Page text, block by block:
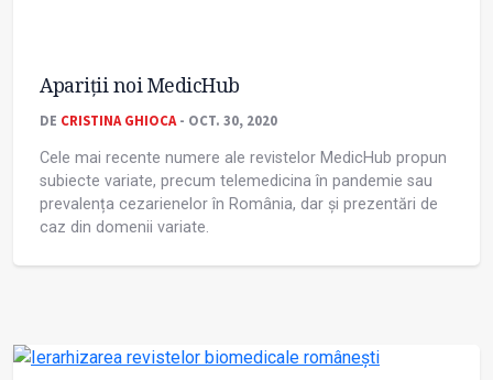
Apariţii noi MedicHub
DE CRISTINA GHIOCA- OCT. 30, 2020
Cele mai recente numere ale revistelor MedicHub propun
subiecte variate, precum telemedicina în pandemie sau
prevalența cezarienelor în România, dar și prezentări de
caz din domenii variate.